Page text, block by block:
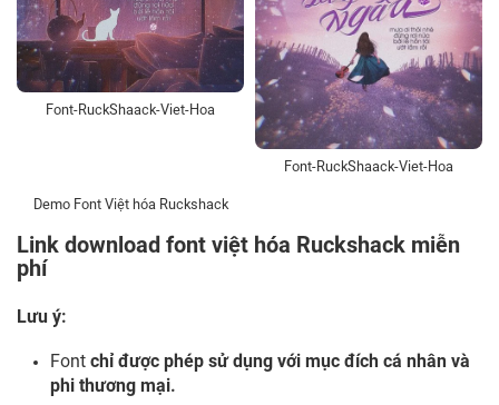
Font-RuckShaack-Viet-Hoa
Font-RuckShaack-Viet-Hoa
Demo Font Việt hóa Ruckshack
Link download font việt hóa Ruckshack miễn
phí
Lưu ý:
Font chỉ được phép sử dụng với mục đích cá nhân và
phi thương mại.